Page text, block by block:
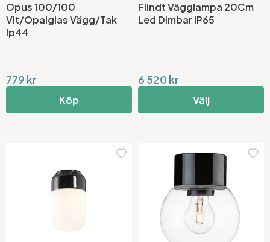
Opus 100/100
Vit/Opalglas Vägg/Tak
Ip44
779 kr
Köp
Flindt Vägglampa 20Cm
Led Dimbar IP65
6 520 kr
Välj